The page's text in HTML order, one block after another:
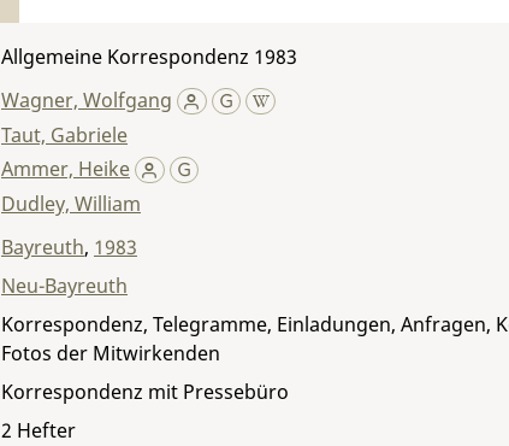
Allgemeine Korrespondenz 1983
Wagner, Wolfgang
Taut, Gabriele
Ammer, Heike
Dudley, William
Bayreuth, 1983
2 Hefter
Korrespondenz, Telegramme, Einladungen,
Fotos der Mitwirkenden
Korrespondenz mit Pressebüro
Neu-Bayreuth